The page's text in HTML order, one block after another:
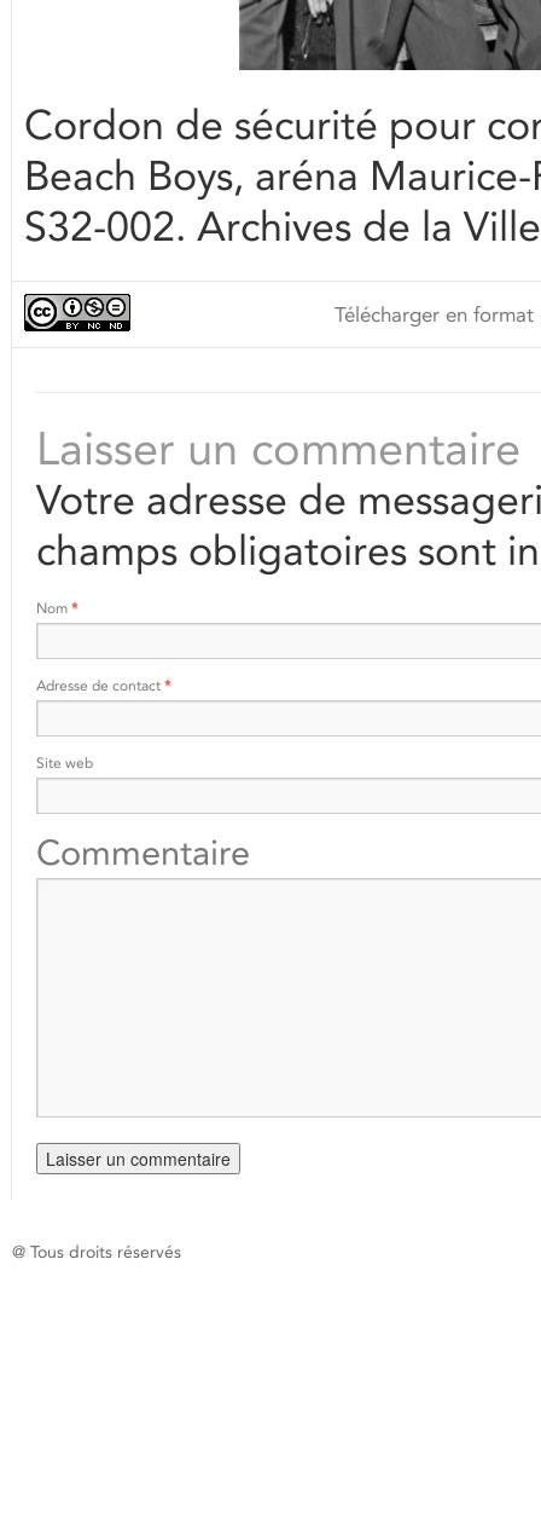
Cordon de sécurité pour
Beach Boys, aréna
S32-002. Archives de la
Télécharger en
Laisser un commentaire
Votre adresse de
champs obligatoires sont
Nom *
Adresse de contact *
Site web
Commentaire
@ Tous droits réservés